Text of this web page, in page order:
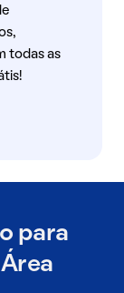
todas as
para